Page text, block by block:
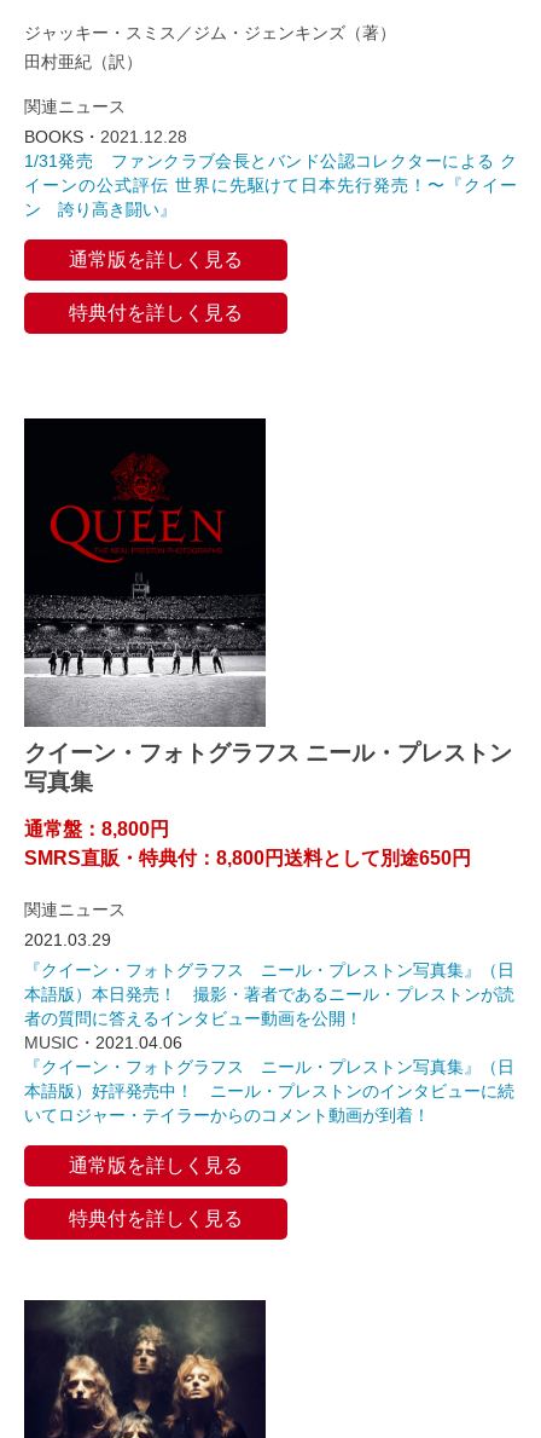
ジャッキー・スミス／ジム・ジェンキンズ（著）
田村亜紀（訳）
関連ニュース
BOOKS・ 2021.12.28
1/31発売 ファンクラブ会長とバンド公認コレクターによる ク
イーンの公式評伝 世界に先駆けて日本先行発売！〜『クイー
ン 誇り高き闘い』
通常版を詳しく見る
特典付を詳しく見る
クイーン・フォトグラフス ニール・プレストン
写真集
通常盤：8,800円
SMRS直販・特典付：8,800円送料として別途650円
関連ニュース
2021.03.29
『クイーン・フォトグラフス ニール・プレストン写真集』（日
本語版）本日発売！ 撮影・著者であるニール・プレストンが読
者の質問に答えるインタビュー動画を公開！
MUSIC ・2021.04.06
『クイーン・フォトグラフス ニール・プレストン写真集』（日
本語版）好評発売中！ ニール・プレストンのインタビューに続
いてロジャー・テイラーからのコメント動画が到着！
通常版を詳しく見る
特典付を詳しく見る